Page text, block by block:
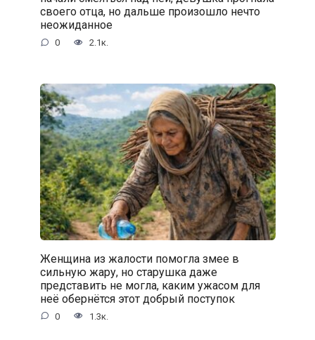
своего отца, но дальше произошло нечто
неожиданное
0 2.1к.
Женщина из жалости помогла змее в
сильную жару, но старушка даже
представить не могла, каким ужасом для
неё обернётся этот добрый поступок
0 1.3к.